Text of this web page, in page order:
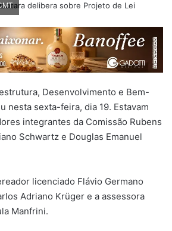
Desenvolvimento e Bem-
nesta sexta-feira, dia 19. Estavam
integrantes da Comissão Rubens
Schwartz e Douglas Emanuel
licenciado Flávio Germano
Adriano Krüger e a assessora
Manfrini.